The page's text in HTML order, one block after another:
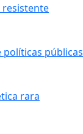
políticas públicas
rara